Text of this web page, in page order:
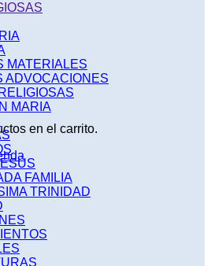
en el carrito.
MATERIALES
ADVOCACIONES
MARIA
FAMILIA
TRINIDAD